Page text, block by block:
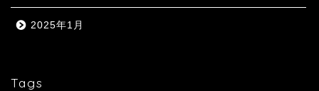
2025年1月
Tags